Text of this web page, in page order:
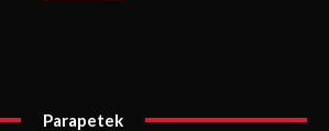
Parapetek